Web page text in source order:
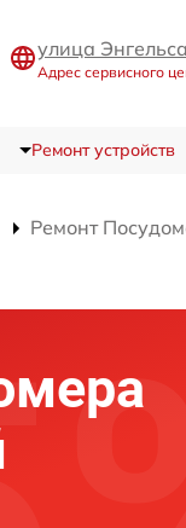
улица
Адрес сервисного
Ремонт устройств
Ремонт